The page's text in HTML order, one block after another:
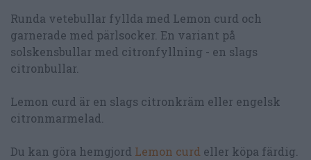
Runda vetebullar fyllda med Lemon curd och
garnerade med pärlsocker. En variant på
solskensbullar med citronfyllning - en slags
citronbullar.
Lemon curd är en slags citronkräm eller engelsk
citronmarmelad.
Du kan göra hemgjord Lemon curd eller köpa färdig.